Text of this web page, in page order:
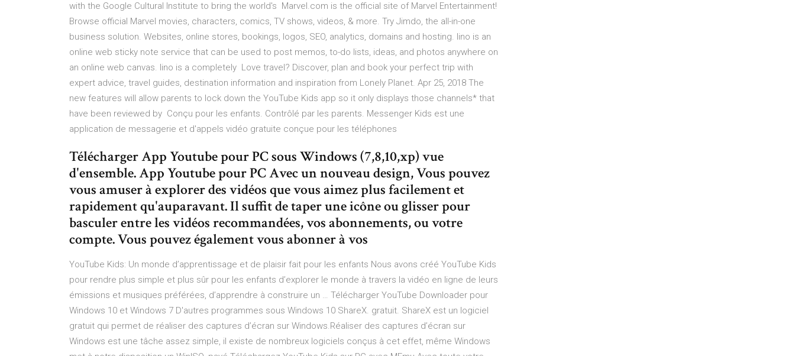
with the Google Cultural Institute to bring the world's Marvel.com is the official site of Marvel Entertainment!
Browse official Marvel movies, characters, comics, TV shows, videos, & more. Try Jimdo, the all-in-one
business solution. Websites, online stores, bookings, logos, SEO, analytics, domains and hosting. lino is an
online web sticky note service that can be used to post memos, to-do lists, ideas, and photos anywhere on
an online web canvas. lino is a completely Love travel? Discover, plan and book your perfect trip with
expert advice, travel guides, destination information and inspiration from Lonely Planet. Apr 25, 2018 The
new features will allow parents to lock down the YouTube Kids app so it only displays those channels* that
have been reviewed by Conçu pour les enfants. Contrôlé par les parents. Messenger Kids est une
application de messagerie et d'appels vidéo gratuite conçue pour les téléphones
Télécharger App Youtube pour PC sous Windows (7,8,10,xp) vue
d'ensemble. App Youtube pour PC Avec un nouveau design, Vous pouvez
vous amuser à explorer des vidéos que vous aimez plus facilement et
rapidement qu'auparavant. Il suffit de taper une icône ou glisser pour
basculer entre les vidéos recommandées, vos abonnements, ou votre
compte. Vous pouvez également vous abonner à vos
YouTube Kids: Un monde d’apprentissage et de plaisir fait pour les enfants Nous avons créé YouTube Kids
pour rendre plus simple et plus sûr pour les enfants d’explorer le monde à travers la vidéo en ligne de leurs
émissions et musiques préférées, d’apprendre à construire un … Télécharger YouTube Downloader pour
Windows 10 et Windows 7 D'autres programmes sous Windows 10 ShareX. gratuit. ShareX est un logiciel
gratuit qui permet de réaliser des captures d’écran sur Windows.Réaliser des captures d’écran sur
Windows est une tâche assez simple, il existe de nombreux logiciels conçus à cet effet, même Windows